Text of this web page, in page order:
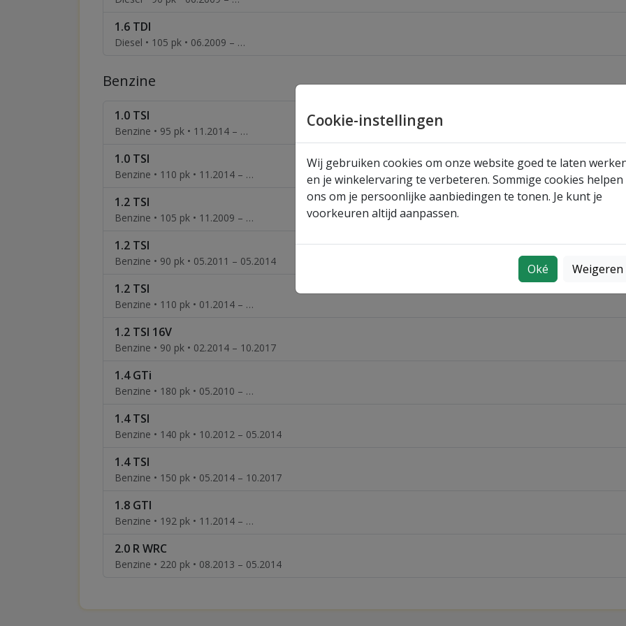
Cookie-instellingen
Wij gebruiken cookies om onze website goed te laten
en je winkelervaring te verbeteren. Sommige cookies helpen
ons om je persoonlijke aanbiedingen te tonen. Je kunt je
voorkeuren altijd aanpassen.
Oké Weigeren
1.6 TDI
Diesel • 105 pk • 06.2009 – …
Benzine
1.0 TSI
Benzine • 95 pk • 11.2014 – …
1.0 TSI
Benzine • 110 pk • 11.2014 – …
1.2 TSI
Benzine • 105 pk • 11.2009 – …
1.2 TSI
Benzine • 90 pk • 05.2011 – 05.2014
1.2 TSI
Benzine • 110 pk • 01.2014 – …
1.2 TSI 16V
Benzine • 90 pk • 02.2014 – 10.2017
1.4 GTi
Benzine • 180 pk • 05.2010 – …
1.4 TSI
Benzine • 140 pk • 10.2012 – 05.2014
1.4 TSI
Benzine • 150 pk • 05.2014 – 10.2017
1.8 GTI
Benzine • 192 pk • 11.2014 – …
2.0 R WRC
Benzine • 220 pk • 08.2013 – 05.2014